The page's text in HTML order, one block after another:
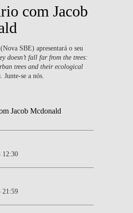
com Jacob
SBE) apresentará o seu
doesn’t fall far from the trees:
trees and their ecological
. Junte-se a nós.
12:30
21:59